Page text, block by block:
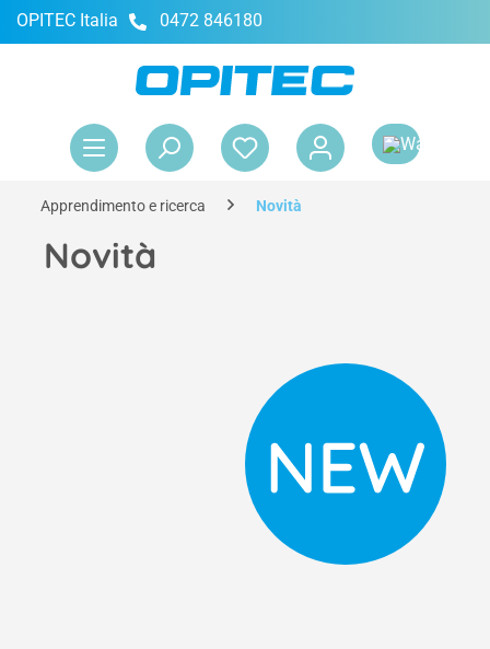
principale
OPITEC Italia 0472 846180
Apprendimento e ricerca Novità
Novità